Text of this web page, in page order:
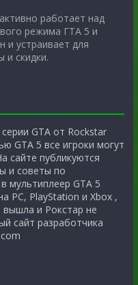
работает над
режима ГТА 5 и
и устраивает для
и скидки.
GTA от Rockstar
GTA 5 все игроки могут
сайте публикуются
и советы по
мультиплеер GTA 5
PC, PlayStation и Xbox ,
вышла и Рокстар не
сайт разработчика